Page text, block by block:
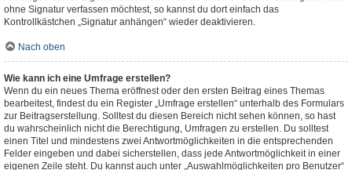
ohne Signatur verfassen möchtest, so kannst du dort einfach das
Kontrollkästchen „Signatur anhängen“ wieder deaktivieren.
Nach oben
Wie kann ich eine Umfrage erstellen?
Wenn du ein neues Thema eröffnest oder den ersten Beitrag eines Themas
bearbeitest, findest du ein Register „Umfrage erstellen“ unterhalb des Formulars
zur Beitragserstellung. Solltest du diesen Bereich nicht sehen können, so hast
du wahrscheinlich nicht die Berechtigung, Umfragen zu erstellen. Du solltest
einen Titel und mindestens zwei Antwortmöglichkeiten in die entsprechenden
Felder eingeben und dabei sicherstellen, dass jede Antwortmöglichkeit in einer
eigenen Zeile steht. Du kannst auch unter „Auswahlmöglichkeiten pro Benutzer“